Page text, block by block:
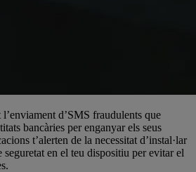
d’SMS fraudulents que
bancàries per enganyar els seus
t’alerten de la necessitat d’instal·lar
seguretat en el teu dispositiu per evitar el